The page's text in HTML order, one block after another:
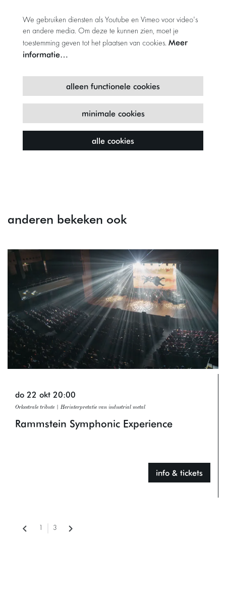
We gebruiken diensten als Youtube en Vimeo voor video's
en andere media. Om deze te kunnen zien, moet je
toestemming geven tot het plaatsen van cookies. Meer
informatie…
alleen functionele cookies
minimale cookies
alle cookies
anderen bekeken ook
Rammstein Symphonic Experience
Orkestrale tribute | Herinterpretatie van industrial metal
do 22 okt 20:00
info & tickets
1 3